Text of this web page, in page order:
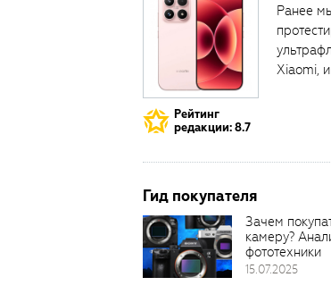
Рейтинг
редакции: 8.7
Ранее
Xiaomi,
Гид покупателя
Зачем
камеру?
фототехники
15.07.2025